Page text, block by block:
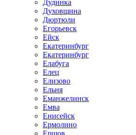
Дудинка
Духовщина
Дюртюли
Егорьевск
Ейск
Екатеринбург
Екатеринбург
Елабуга
Елец
Елизово
Ельня
Еманжелинск
Емва
Енисейск
Ермолино
Ершов